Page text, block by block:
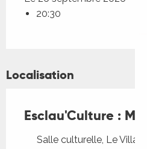
20:30
Localisation
Esclau'Culture :
Salle culturelle, Le